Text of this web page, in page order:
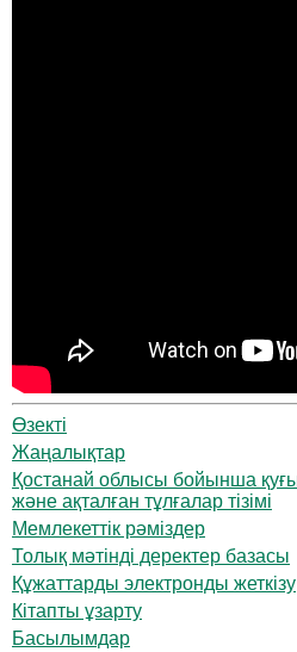
Өзекті
Жаңалықтар
Қостанай облысы бойынша
және ақталған тұлғалар тізімі
Мемлекеттік рәміздер
Толық мәтінді деректер базасы
Құжаттарды электронды жеткізу
Кітапты ұзарту
Басылымдар